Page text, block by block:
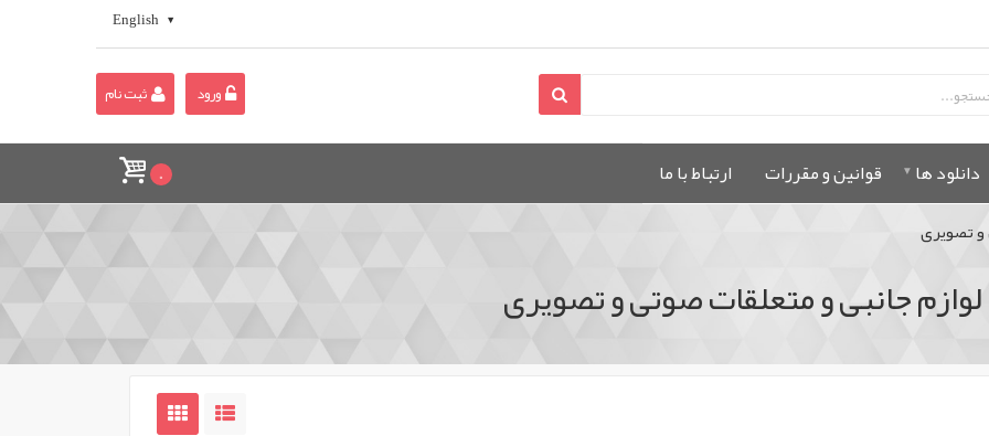
English
ورود ثبت نام
دانلود ها قوانين و مقررات ارتباط با ما 0
و تصویری
لوازم جانبی و متعلقات صوتی و تصویری